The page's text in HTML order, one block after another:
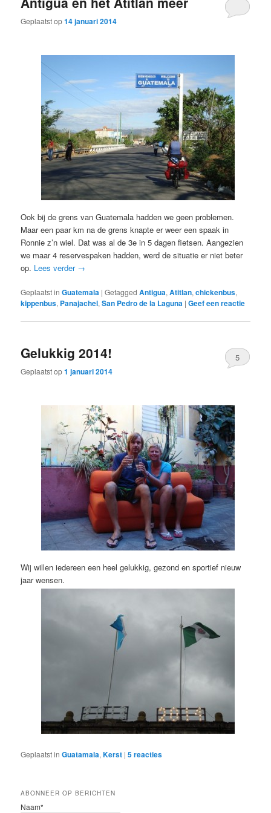
Geplaatst op14 januari 2014
Ook bij de grens van Guatemala hadden we geen problemen.
Maar een paar km na de grens knapte er weer een spaak in
Ronnie z’n wiel. Dat was al de 3e in 5 dagen fietsen. Aangezien
we maar 4 reservespaken hadden, werd de situatie er niet beter
op. Lees verder →
Geplaatst in Guatemala |Getagged Antigua,Atitlan,chickenbus,
kippenbus, Panajachel,San Pedro de la Laguna |Geef een reactie
Gelukkig 2014!
Geplaatst op1 januari 2014
5
Wij willen iedereen een heel gelukkig, gezond en sportief nieuw
jaar wensen.
Geplaatst in Guatamala,Kerst |5reacties
ABONNEER OP BERICHTEN
Naam*